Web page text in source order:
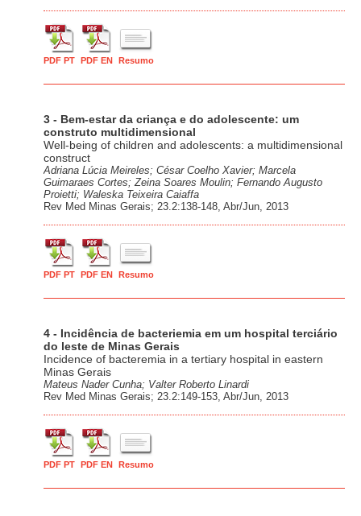
PDF PT PDF EN Resumo
3 - Bem-estar da criança e do adolescente: um
construto multidimensional
Well-being of children and adolescents: a multidimensional
construct
Adriana Lúcia Meireles; César Coelho Xavier; Marcela
Guimaraes Cortes; Zeina Soares Moulin; Fernando Augusto
Proietti; Waleska Teixeira Caiaffa
Rev Med Minas Gerais; 23.2:138-148, Abr/Jun, 2013
PDF PT PDF EN Resumo
4 - Incidência de bacteriemia em um hospital terciário
do leste de Minas Gerais
Incidence of bacteremia in a tertiary hospital in eastern
Minas Gerais
Mateus Nader Cunha; Valter Roberto Linardi
Rev Med Minas Gerais; 23.2:149-153, Abr/Jun, 2013
PDF PT PDF EN Resumo